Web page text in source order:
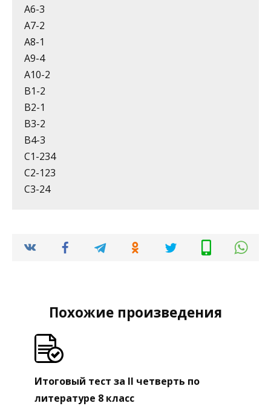
А6-3
А7-2
А8-1
А9-4
А10-2
В1-2
В2-1
В3-2
В4-3
С1-234
С2-123
С3-24
Похожие произведения
Итоговый тест за II четверть по
литературе 8 класс